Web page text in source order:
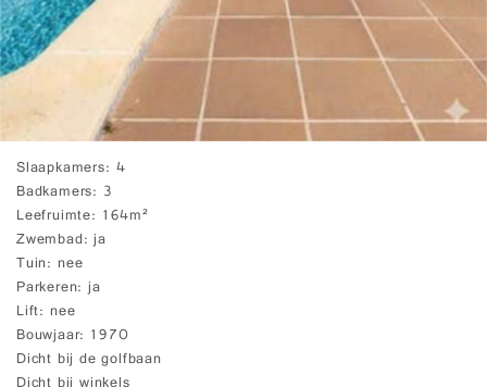
Slaapkamers 4
Badkamers 3
Leefruimte 164m²
Zwembad ja
Tuin nee
Parkeren ja
Lift nee
Bouwjaar 1970
Dicht bij de golfbaan